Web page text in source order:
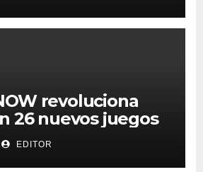
revoluciona
26 nuevos juegos
EDITOR